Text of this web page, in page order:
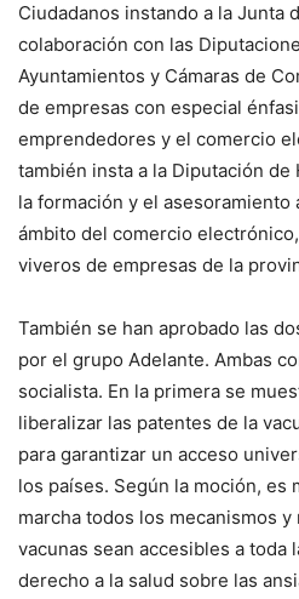
Ciudadanos instando a la Junta
colaboración con las
Ayuntamientos y Cámaras de
de empresas con especial
emprendedores y el comercio
también insta a la Diputación de
la formación y el
ámbito del comercio
viveros de empresas de la
También se han aprobado las
por el grupo Adelante. Ambas
socialista. En la primera se
liberalizar las patentes de la
para garantizar un acceso
los países. Según la moción, es
marcha todos los mecanismos y
vacunas sean accesibles a toda
derecho a la salud sobre las